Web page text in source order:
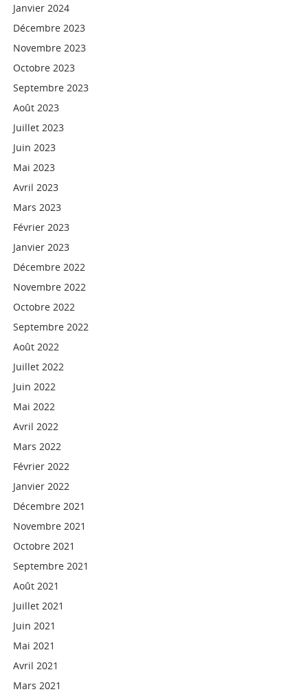
Janvier 2024
Décembre 2023
Novembre 2023
Octobre 2023
Septembre 2023
Août 2023
Juillet 2023
Juin 2023
Mai 2023
Avril 2023
Mars 2023
Février 2023
Janvier 2023
Décembre 2022
Novembre 2022
Octobre 2022
Septembre 2022
Août 2022
Juillet 2022
Juin 2022
Mai 2022
Avril 2022
Mars 2022
Février 2022
Janvier 2022
Décembre 2021
Novembre 2021
Octobre 2021
Septembre 2021
Août 2021
Juillet 2021
Juin 2021
Mai 2021
Avril 2021
Mars 2021